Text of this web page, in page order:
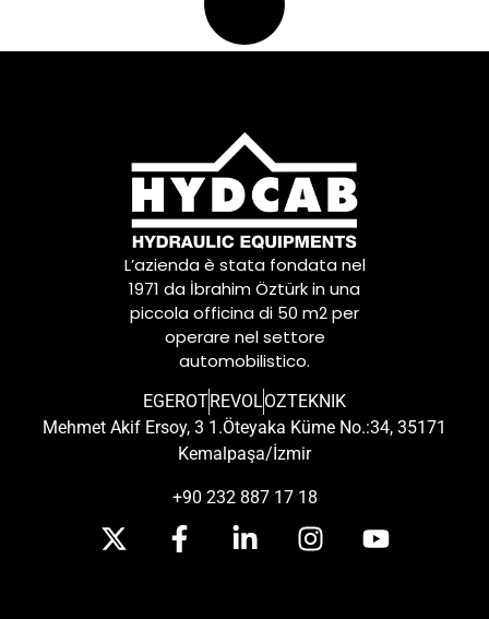
L’azienda è stata fondata nel
1971 da İbrahim Öztürk in una
piccola officina di 50 m2 per
operare nel settore
automobilistico.
EGEROTREVOLOZTEKNIK
Mehmet Akif Ersoy, 3 1.Öteyaka Küme No.:34, 35171
Kemalpaşa/İzmir
+90 232 887 17 18